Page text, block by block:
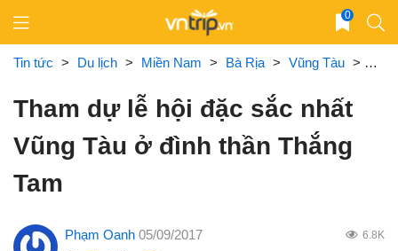
content
0
Tin tức > Du lịch > Miền Nam > Bà Rịa > Vũng Tàu >
Tham dự lễ hội đặc sắc nhất
Vũng Tàu ở đình thần Thắng
Tam
Phạm Oanh 05/09/2017 6.8K